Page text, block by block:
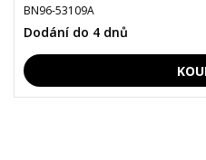
BN96-53109A
Dodání do 4 dnů